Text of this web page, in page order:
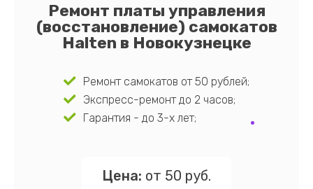
Ремонт платы управления
(восстановление) самокатов
Halten в Новокузнецке
Ремонт самокатов от 50 рублей;
Экспресс-ремонт до 2 часов;
Гарантия - до 3-х лет;
Цена: от 50 руб.